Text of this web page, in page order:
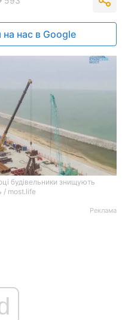
на нас в Google
будівельники знищують
/ most.life
Реклама